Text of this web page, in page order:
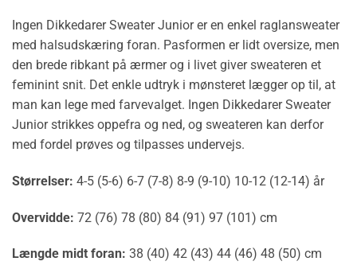
Ingen Dikkedarer Sweater Junior er en enkel raglansweater
med halsudskæring foran. Pasformen er lidt oversize, men
den brede ribkant på ærmer og i livet giver sweateren et
feminint snit. Det enkle udtryk i mønsteret lægger op til, at
man kan lege med farvevalget. Ingen Dikkedarer Sweater
Junior strikkes oppefra og ned, og sweateren kan derfor
med fordel prøves og tilpasses undervejs.
Størrelser: 4-5 (5-6) 6-7 (7-8) 8-9 (9-10) 10-12 (12-14) år
Overvidde: 72 (76) 78 (80) 84 (91) 97 (101) cm
Længde midt foran: 38 (40) 42 (43) 44 (46) 48 (50) cm